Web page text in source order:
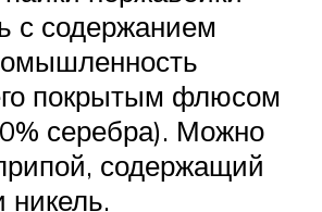
с содержанием
покрытым флюсом
серебра). Можно
содержащий
никель.